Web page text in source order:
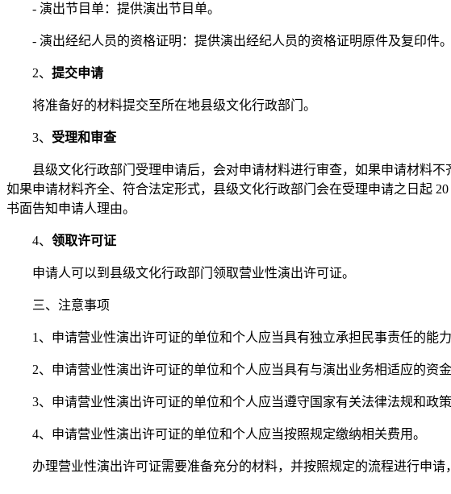
- 演出节目单：提供演出节目单。
- 演出经纪人员的资格证明：提供演出经纪人员的资格证明原件及复印件。
2、 提交申请
将准备好的材料提交至所在地县级文化行政部门。
3、 受理和审查
县级文化行政部门受理申请后，会对申请材料进行审查，如果申请材料
如果申请材料齐全、符合法定形式，县级文化行政部门会在受理申请之日起
书面告知申请人理由。
4、 领取许可证
申请人可以到县级文化行政部门领取营业性演出许可证。
三、注意事项
1、申请营业性演出许可证的单位和个人应当具有独立承担民事责任的能力
2、申请营业性演出许可证的单位和个人应当具有与演出业务相适应的资金
3、申请营业性演出许可证的单位和个人应当遵守国家有关法律法规和政
4、申请营业性演出许可证的单位和个人应当按照规定缴纳相关费用。
办理营业性演出许可证需要准备充分的材料，并按照规定的流程进行申